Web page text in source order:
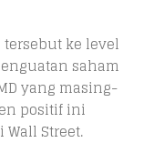
ke level
saham
yang masing-
positif ini
Street.